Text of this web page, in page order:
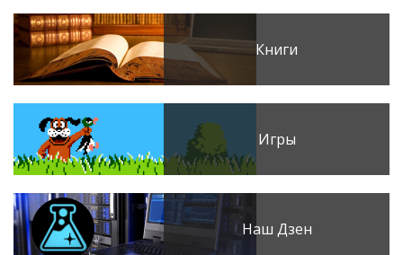
Книги
Игры
Наш Дзен